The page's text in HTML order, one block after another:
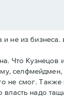
не из
Что Кузнецов
не смог.
власть надо